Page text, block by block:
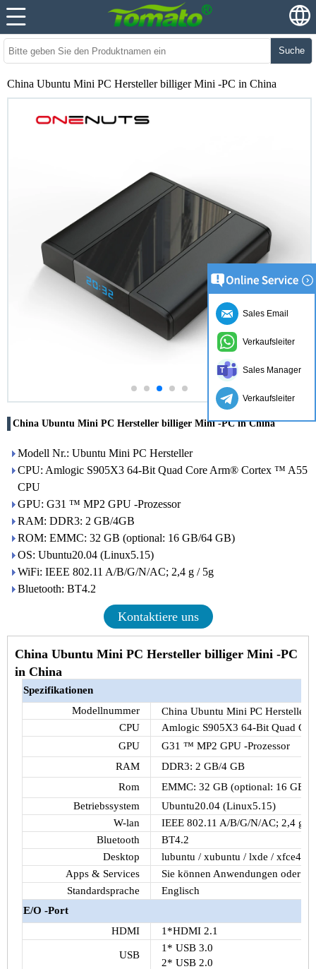
Suche
China Ubuntu Mini PC Hersteller billiger Mini -PC in China
China Ubuntu Mini PC Hersteller billiger Mini -PC in China
Modell Nr.: Ubuntu Mini PC Hersteller
CPU: Amlogic S905X3 64-Bit Quad Core Arm® Cortex ™ A55
CPU
GPU: G31 ™ MP2 GPU -Prozessor
RAM: DDR3: 2 GB/4GB
ROM: EMMC: 32 GB (optional: 16 GB/64 GB)
OS: Ubuntu20.04 (Linux5.15)
WiFi: IEEE 802.11 A/B/G/N/AC; 2,4 g / 5g
Bluetooth: BT4.2
Kontaktiere uns
China Ubuntu Mini PC Hersteller billiger Mini -PC
in China
Spezifikationen
Modellnummer
China Ubuntu Mini PC Hersteller
CPU
Amlogic S905X3 64-Bit Quad
GPU
G31 ™ MP2 GPU -Prozessor
RAM
DDR3: 2 GB/4 GB
Rom
EMMC: 32 GB (optional: 16 GB/
Betriebssystem
Ubuntu20.04 (Linux5.15)
W-lan
IEEE 802.11 A/B/G/N/AC; 2,4 g /
Bluetooth
BT4.2
Desktop
lubuntu / xubuntu / lxde / xfce4
Apps & Services
Sie können Anwendungen oder
Standardsprache
Englisch
E/O -Port
HDMI
1*HDMI 2.1
USB
1* USB 3.0
2* USB 2.0
Sales Email
Verkaufsleiter
Sales Manager
Verkaufsleiter